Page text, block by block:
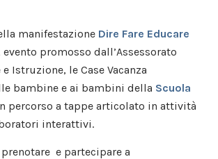
manifestazione Dire Fare Educare
evento promosso dall’Assessorato
Istruzione, le Case Vacanza
bambine e ai bambini della Scuola
percorso a tappe articolato in attività
interattivi.
e partecipare a